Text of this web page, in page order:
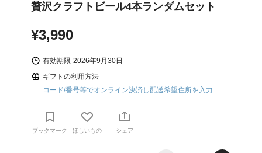
贅沢クラフトビール4本ランダムセット
¥3,990
有効期限 2026年9月30日
ギフトの利用方法
コード/番号等でオンライン決済し配送希望住所を入力
ブックマーク ほしいもの シェア